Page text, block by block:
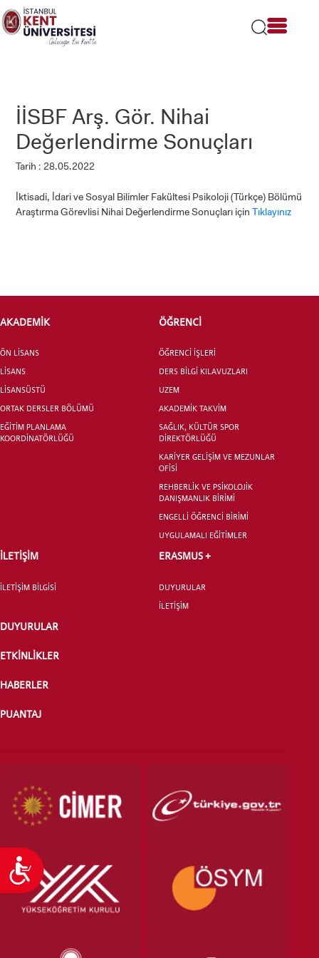
Lütfen
dikkat:
Bu
sistemi
Ulaşılabilirlik
ADAY ÖĞRENCİ
LİSANSÜSTÜ EĞİTİM ENSTİTÜSÜ
ÖNLİSANS ve
İİSBF Arş. Gör. Nihai
Değerlendirme Sonuçları
Tarih : 28.05.2022
İktisadi, İdari ve Sosyal Bilimler Fakültesi Psikoloji (Türkçe) Bölümü
Araştırma Görevlisi Nihai Değerlendirme Sonuçları içinTıklayınız
AKADEMİK
ÖN LİSANS
LİSANS
LİSANSÜSTÜ
ORTAK DERSLER BÖLÜMÜ
EĞİTİM PLANLAMA
KOORDİNATÖRLÜĞÜ
ÖĞRENCİ
ÖĞRENCİ İŞLERİ
DERS BİLGİ KILAVUZLARI
UZEM
AKADEMİK TAKVİM
SAĞLIK, KÜLTÜR SPOR
DİREKTÖRLÜĞÜ
KARİYER GELİŞİM VE MEZUNLAR
OFİSİ
REHBERLİK VE PSİKOLOJİK
DANIŞMANLIK BİRİMİ
ENGELLİ ÖĞRENCİ BİRİMİ
UYGULAMALI EĞİTİMLER
İLETİŞİM
İLETİŞİM BİLGİSİ
ERASMUS +
DUYURULAR
İLETİŞİM
DUYURULAR
ETKİNLİKLER
HABERLER
PUANTAJ